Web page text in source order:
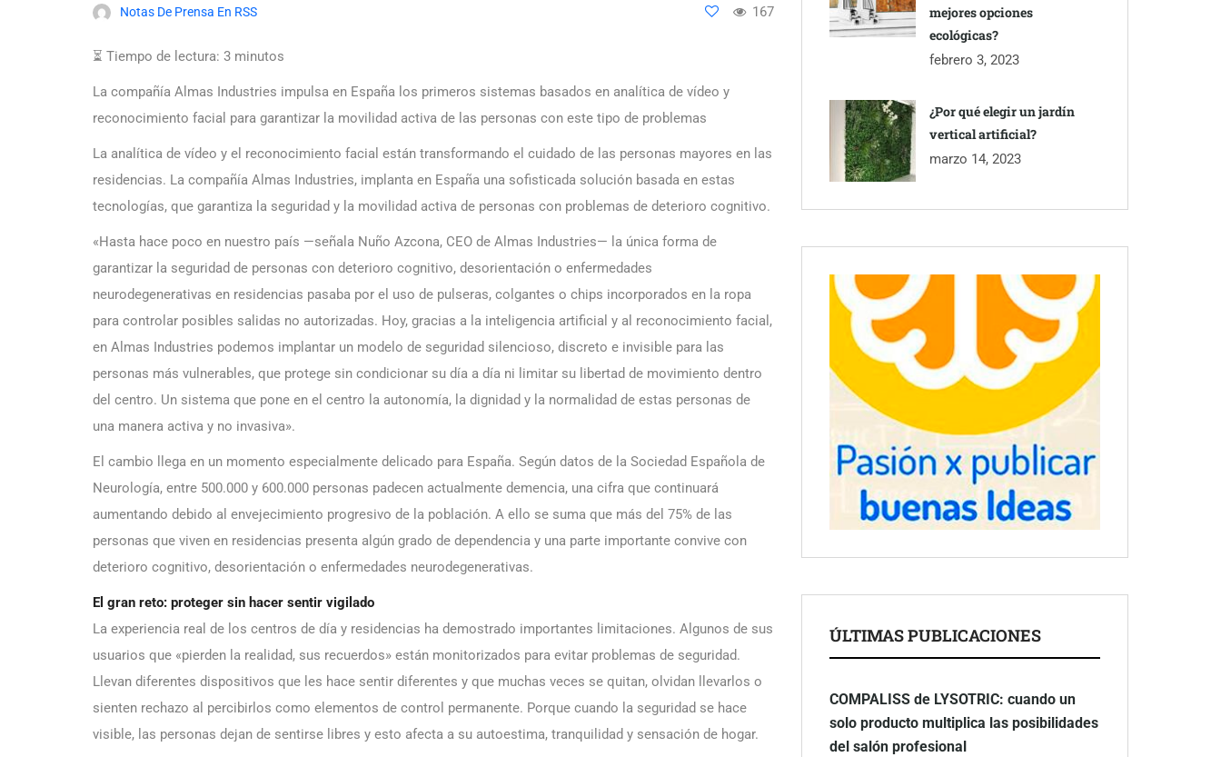
Notas De Prensa En RSS 167
⏳ Tiempo de lectura: 3 minutos
La compañía Almas Industries impulsa en España los primeros sistemas basados en analítica de vídeo y
reconocimiento facial para garantizar la movilidad activa de las personas con este tipo de problemas
La analítica de vídeo y el reconocimiento facial están transformando el cuidado de las personas mayores en las
residencias. La compañía Almas Industries, implanta en España una sofisticada solución basada en estas
tecnologías, que garantiza la seguridad y la movilidad activa de personas con problemas de deterioro cognitivo.
«Hasta hace poco en nuestro país —señala Nuño Azcona, CEO de Almas Industries— la única forma de
garantizar la seguridad de personas con deterioro cognitivo, desorientación o enfermedades
neurodegenerativas en residencias pasaba por el uso de pulseras, colgantes o chips incorporados en la ropa
para controlar posibles salidas no autorizadas. Hoy, gracias a la inteligencia artificial y al reconocimiento facial,
en Almas Industries podemos implantar un modelo de seguridad silencioso, discreto e invisible para las
personas más vulnerables, que protege sin condicionar su día a día ni limitar su libertad de movimiento dentro
del centro. Un sistema que pone en el centro la autonomía, la dignidad y la normalidad de estas personas de
una manera activa y no invasiva».
El cambio llega en un momento especialmente delicado para España. Según datos de la Sociedad Española de
Neurología, entre 500.000 y 600.000 personas padecen actualmente demencia, una cifra que continuará
aumentando debido al envejecimiento progresivo de la población. A ello se suma que más del 75% de las
personas que viven en residencias presenta algún grado de dependencia y una parte importante convive con
deterioro cognitivo, desorientación o enfermedades neurodegenerativas.
El gran reto: proteger sin hacer sentir vigilado
La experiencia real de los centros de día y residencias ha demostrado importantes limitaciones. Algunos de sus
usuarios que «pierden la realidad, sus recuerdos» están monitorizados para evitar problemas de seguridad.
Llevan diferentes dispositivos que les hace sentir diferentes y que muchas veces se quitan, olvidan llevarlos o
sienten rechazo al percibirlos como elementos de control permanente. Porque cuando la seguridad se hace
visible, las personas dejan de sentirse libres y esto afecta a su autoestima, tranquilidad y sensación de hogar.
mejores opciones
ecológicas?
febrero 3, 2023
¿Por qué elegir un jardín
vertical artificial?
marzo 14, 2023
ÚLTIMAS PUBLICACIONES
COMPALISS de LYSOTRIC: cuando un
solo producto multiplica las posibilidades
del salón profesional